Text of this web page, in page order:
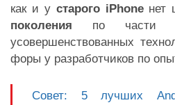
как и у старого iPhoneнет
поколения по части
усовершенствованных
форы у разработчиков по
Совет: 5 лучших